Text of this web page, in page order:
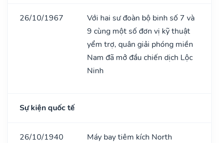
26/10/1967
Với hai sư đoàn bộ binh số 7 và
9 cùng một số đơn vị kỹ thuật
yểm trợ, quân giải phóng miền
Nam đã mở đầu chiến dịch Lộc
Ninh
Sự kiện quốc tế
26/10/1940
Máy bay tiêm kích North